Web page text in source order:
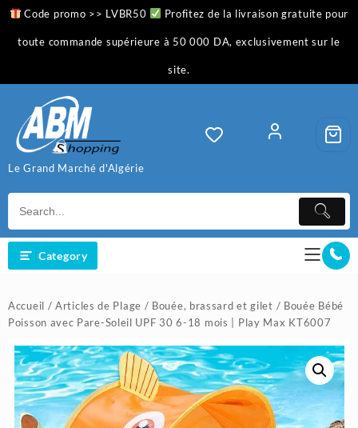
Skip
content
Code promo >> LVBR50 Profitez de la livraison gratuite pour
toute commande supérieure à 50 000 DA, exclusivement sur le
site.
Le Grand Marché d'Algérie
Category
Accueil /Articles de Plage / Bouée, brassard et gilet / Bouée Bébé
Poisson avec Pare-Soleil UPF 30 6-18 mois | Play Max KT6007